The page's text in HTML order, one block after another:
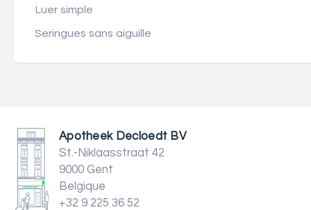
Luer simple
Seringues sans aiguille
Apotheek Decloedt BV
St.-Niklaasstraat 42
9000 Gent
Belgique
+32 9 225 36 52